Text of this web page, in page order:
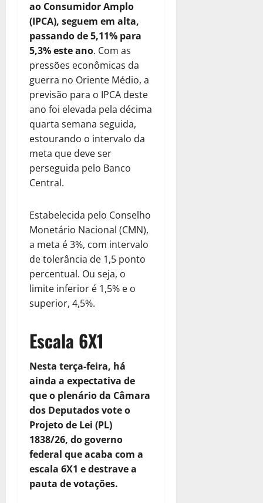
ao Consumidor Amplo
(IPCA), seguem em alta,
passando de 5,11% para
5,3% este ano. Com as
pressões econômicas da
guerra no Oriente Médio, a
previsão para o IPCA deste
ano foi elevada pela décima
quarta semana seguida,
estourando o intervalo da
meta que deve ser
perseguida pelo Banco
Central.
Estabelecida pelo Conselho
Monetário Nacional (CMN),
a meta é 3%, com intervalo
de tolerância de 1,5 ponto
percentual. Ou seja, o
limite inferior é 1,5% e o
superior, 4,5%.
Escala 6X1
Nesta terça-feira, há
ainda a expectativa de
que o plenário da Câmara
dos Deputados vote o
Projeto de Lei (PL)
1838/26, do governo
federal que acaba com a
escala 6X1 e destrave a
pauta de votações.